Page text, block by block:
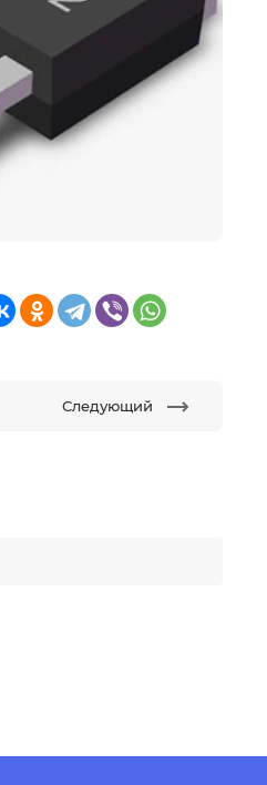
Следующий